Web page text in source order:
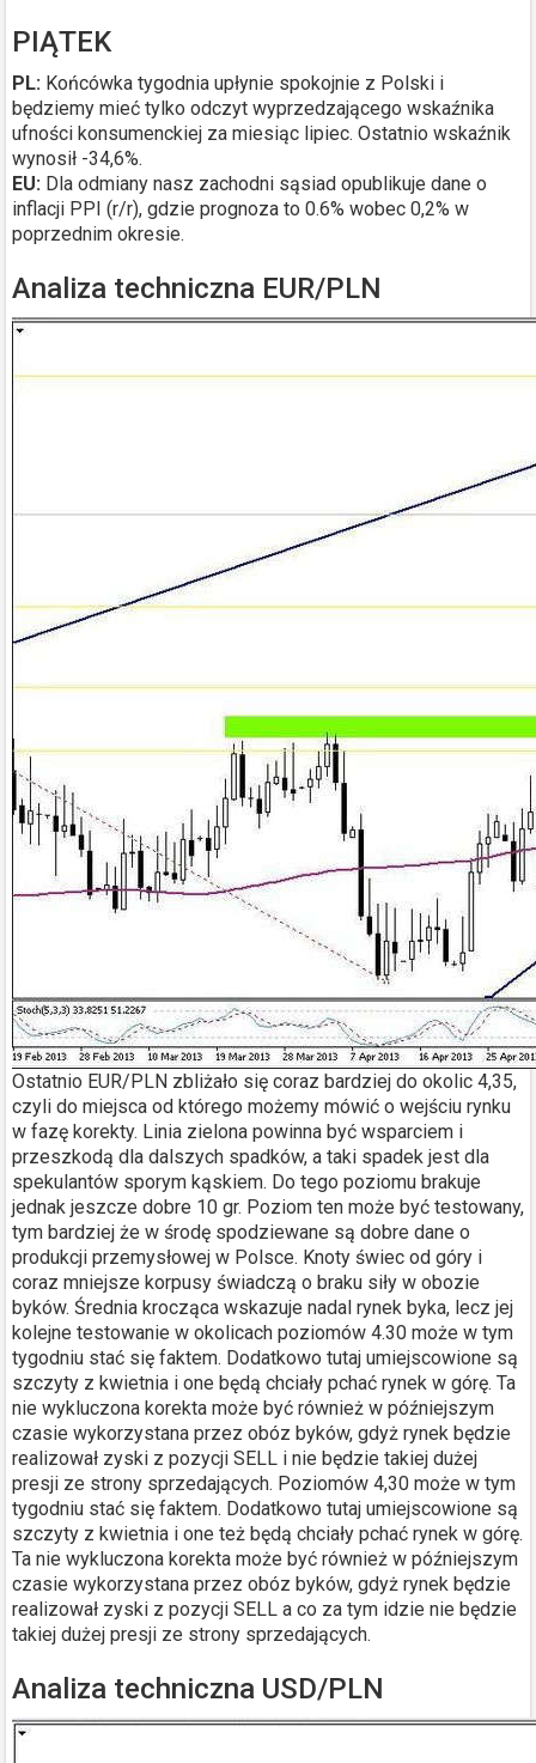
PIĄTEK
PL: Końcówka tygodnia upłynie spokojnie z Polski i
będziemy mieć tylko odczyt wyprzedzającego wskaźnika
ufności konsumenckiej za miesiąc lipiec. Ostatnio wskaźnik
wynosił -34,6%.
EU: Dla odmiany nasz zachodni sąsiad opublikuje dane o
inflacji PPI (r/r), gdzie prognoza to 0.6% wobec 0,2% w
poprzednim okresie.
Analiza techniczna EUR/PLN
Ostatnio EUR/PLN zbliżało się coraz bardziej do okolic 4,35,
czyli do miejsca od którego możemy mówić o wejściu rynku
w fazę korekty. Linia zielona powinna być wsparciem i
przeszkodą dla dalszych spadków, a taki spadek jest dla
spekulantów sporym kąskiem. Do tego poziomu brakuje
jednak jeszcze dobre 10 gr. Poziom ten może być testowany,
tym bardziej że w środę spodziewane są dobre dane o
produkcji przemysłowej w Polsce. Knoty świec od góry i
coraz mniejsze korpusy świadczą o braku siły w obozie
byków. Średnia krocząca wskazuje nadal rynek byka, lecz jej
kolejne testowanie w okolicach poziomów 4.30 może w tym
tygodniu stać się faktem. Dodatkowo tutaj umiejscowione są
szczyty z kwietnia i one będą chciały pchać rynek w górę. Ta
nie wykluczona korekta może być również w późniejszym
czasie wykorzystana przez obóz byków, gdyż rynek będzie
realizował zyski z pozycji SELL i nie będzie takiej dużej
presji ze strony sprzedających. Poziomów 4,30 może w tym
tygodniu stać się faktem. Dodatkowo tutaj umiejscowione są
szczyty z kwietnia i one też będą chciały pchać rynek w górę.
Ta nie wykluczona korekta może być również w późniejszym
czasie wykorzystana przez obóz byków, gdyż rynek będzie
realizował zyski z pozycji SELL a co za tym idzie nie będzie
takiej dużej presji ze strony sprzedających.
Analiza techniczna USD/PLN